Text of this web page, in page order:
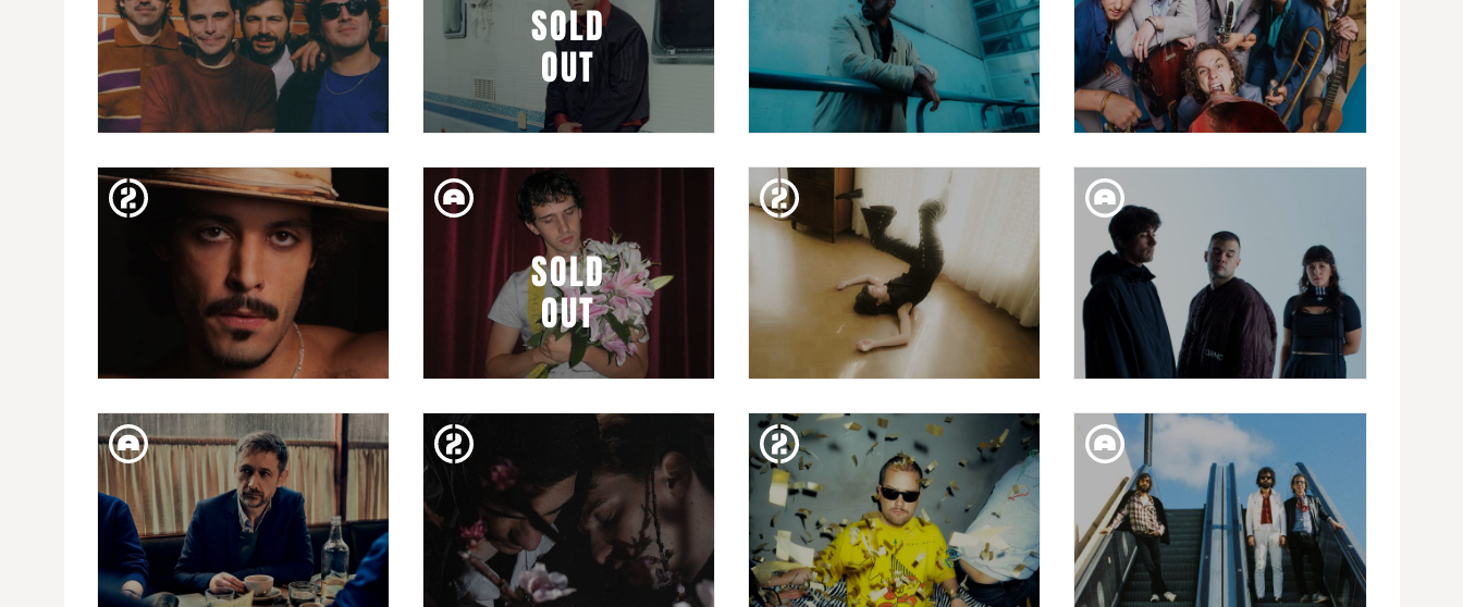
CAPITÃO FAUSTO
SOLD
OUT
BARRY B
PIÑATA PRESENTA: ALFA
MIST
I PATAGARRI - L'ULTIMA
ROUTA DEL CARAVAN -
EUROPEAN TOUR
PAUL ALONE - 004 TOUR:
NADA ES VERDAD, TODO ESTÁ
PERMITIDO
SOLD
OUT
PABLOPABLO VEN'NUS VVV [TRIPPIN'YOU]